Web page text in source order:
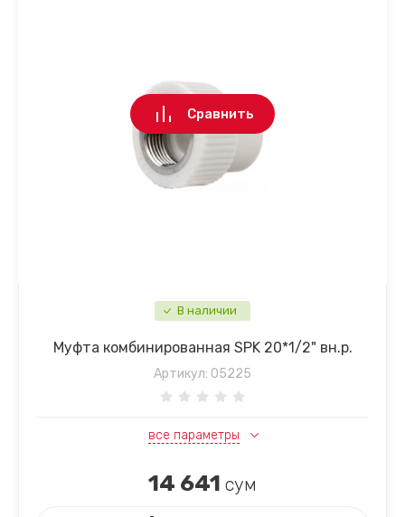
В наличии
Муфта комбинированная SPK 20*1/2" вн.р.
Артикул: 05225
все параметры
Сравнить
14 641 сум